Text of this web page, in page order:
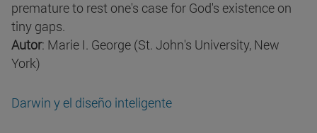
premature to rest one's case for God's existence on
tiny gaps.
Autor: Marie I. George (St. John's University, New
York)
Darwin y el diseño inteligente